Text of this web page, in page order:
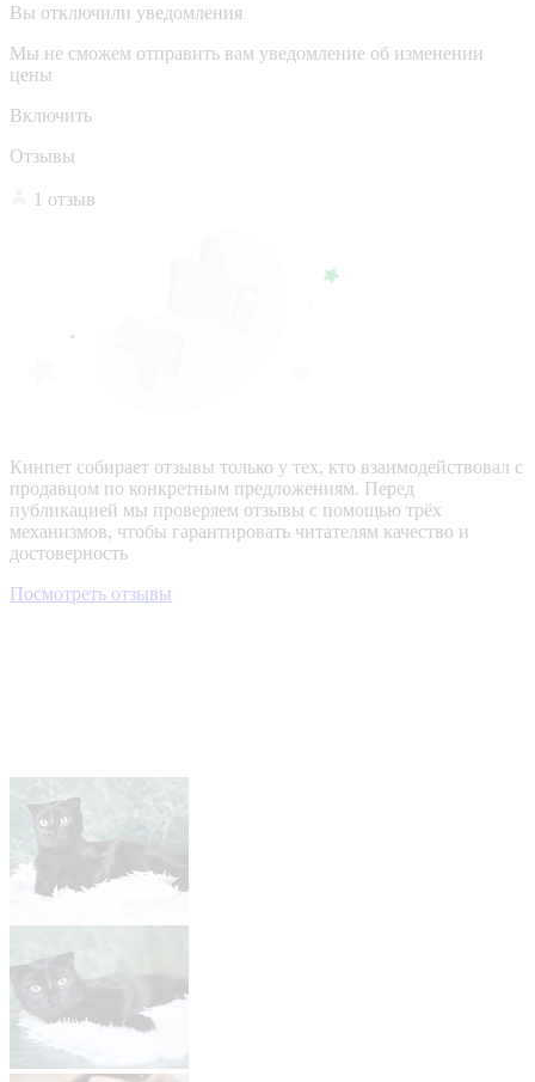
Вы отключили уведомления
Мы не сможем отправить вам уведомление об изменении
цены
Включить
Отзывы
1 отзыв
Кинпет собирает отзывы только у тех, кто взаимодействовал с
продавцом по конкретным предложениям. Перед
публикацией мы проверяем отзывы с помощью трёх
механизмов, чтобы гарантировать читателям качество и
достоверность
Посмотреть отзывы